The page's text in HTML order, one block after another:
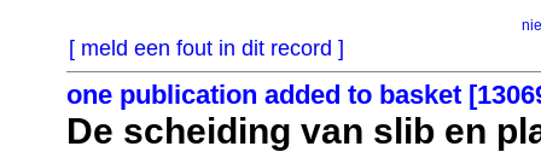
[ meld een fout in dit record ]
one publication added to basket
De scheiding van slib en